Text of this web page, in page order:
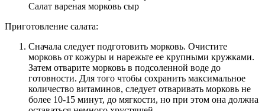
Салат вареная морковь сыр
Приготовление салата:
Сначала следует подготовить морковь. Очистите
морковь от кожуры и нарежьте ее крупными кружками.
Затем отварите морковь в подсоленной воде до
готовности. Для того чтобы сохранить максимальное
количество витаминов, следует отваривать морковь не
более 10-15 минут, до мягкости, но при этом она должна